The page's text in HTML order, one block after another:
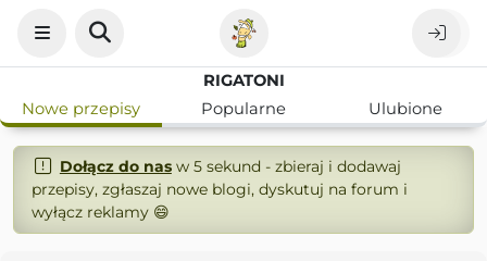
RIGATONI
Nowe przepisy
Popularne Ulubione
Dołącz do nasw 5 sekund - zbieraj i dodawaj
przepisy, zgłaszaj nowe blogi, dyskutuj na forum i
wyłącz reklamy 😄